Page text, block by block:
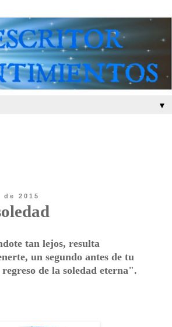
▼
2015
tan lejos, resulta
un segundo antes de tu
de la soledad eterna".